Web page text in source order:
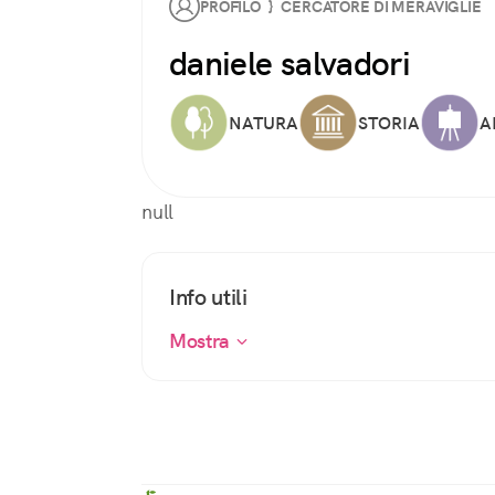
PROFILO } CERCATORE DI MERAVIGLIE
daniele salvadori
NATURA STORIA
null
Info utili
Mostra